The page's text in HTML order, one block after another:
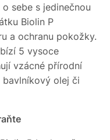
sebe s jedinečnou
Biolin P
a ochranu pokožky.
5 vysoce
vzácné přírodní
bavlníkový olej či